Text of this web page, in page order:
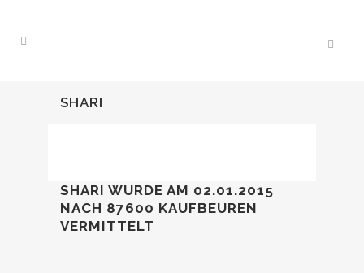
SHARI
SHARI WURDE AM 02.01.2015
NACH 87600 KAUFBEUREN
VERMITTELT